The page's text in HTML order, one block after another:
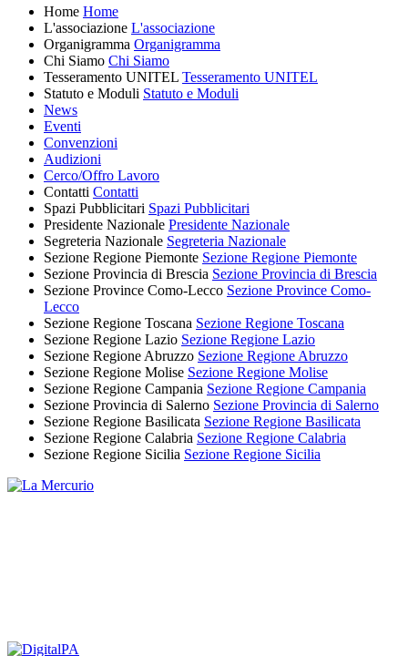
Home Home
L'associazione L'associazione
Organigramma Organigramma
Chi Siamo Chi Siamo
Tesseramento UNITEL Tesseramento UNITEL
Statuto e Moduli Statuto e Moduli
News
Eventi
Convenzioni
Audizioni
Cerco/Offro Lavoro
Contatti Contatti
Spazi Pubblicitari Spazi Pubblicitari
Presidente Nazionale Presidente Nazionale
Segreteria Nazionale Segreteria Nazionale
Sezione Regione Piemonte Sezione Regione Piemonte
Sezione Provincia di Brescia Sezione Provincia di Brescia
Sezione Province Como-Lecco Sezione Province Como-
Lecco
Sezione Regione Toscana Sezione Regione Toscana
Sezione Regione Lazio Sezione Regione Lazio
Sezione Regione Abruzzo Sezione Regione Abruzzo
Sezione Regione Molise Sezione Regione Molise
Sezione Regione Campania Sezione Regione Campania
Sezione Provincia di Salerno Sezione Provincia di Salerno
Sezione Regione Basilicata Sezione Regione Basilicata
Sezione Regione Calabria Sezione Regione Calabria
Sezione Regione Sicilia Sezione Regione Sicilia